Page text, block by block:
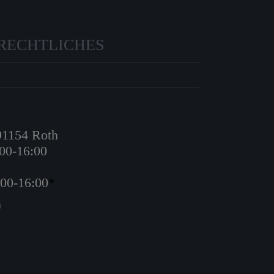
Roth
16:00
16:00*